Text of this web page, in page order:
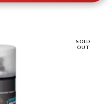
SOLD
OUT